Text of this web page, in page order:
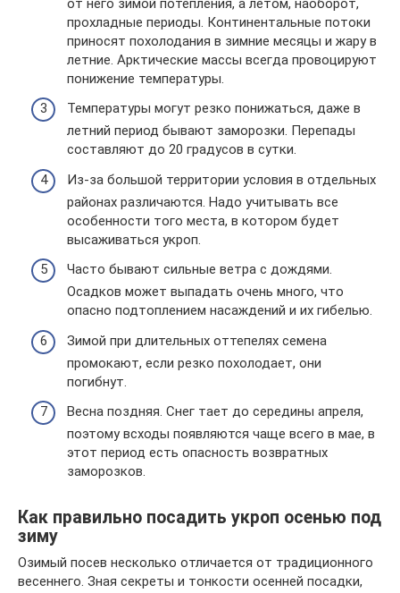
от него зимой потепления, а летом, наоборот,
прохладные периоды. Континентальные потоки
приносят похолодания в зимние месяцы и жару в
летние. Арктические массы всегда провоцируют
понижение температуры.
Температуры могут резко понижаться, даже в
летний период бывают заморозки. Перепады
составляют до 20 градусов в сутки.
Из-за большой территории условия в отдельных
районах различаются. Надо учитывать все
особенности того места, в котором будет
высаживаться укроп.
Часто бывают сильные ветра с дождями.
Осадков может выпадать очень много, что
опасно подтоплением насаждений и их гибелью.
Зимой при длительных оттепелях семена
промокают, если резко похолодает, они
погибнут.
Весна поздняя. Снег тает до середины апреля,
поэтому всходы появляются чаще всего в мае, в
этот период есть опасность возвратных
заморозков.
Как правильно посадить укроп осенью под
зиму
Озимый посев несколько отличается от традиционного
весеннего. Зная секреты и тонкости осенней посадки,